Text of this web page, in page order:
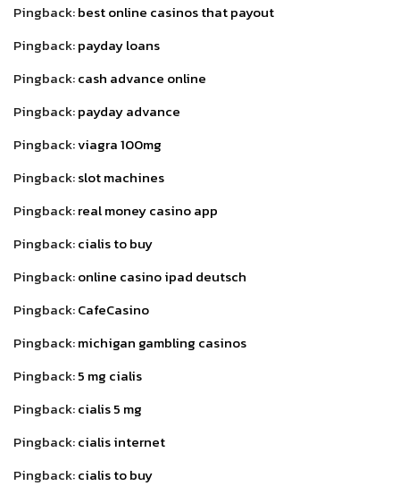
Pingback:best online casinos that payout
Pingback:payday loans
Pingback:cash advance online
Pingback:payday advance
Pingback:viagra 100mg
Pingback:slot machines
Pingback:real money casino app
Pingback:cialis to buy
Pingback:online casino ipad deutsch
Pingback:CafeCasino
Pingback:michigan gambling casinos
Pingback:5 mg cialis
Pingback:cialis 5 mg
Pingback:cialis internet
Pingback:cialis to buy